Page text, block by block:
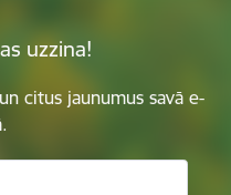
uzzina!
citus jaunumus savā e-